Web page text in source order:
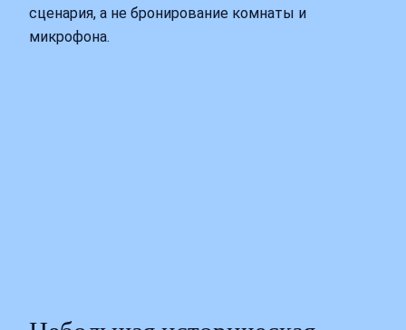
сценария, а не бронирование комнаты и
микрофона.